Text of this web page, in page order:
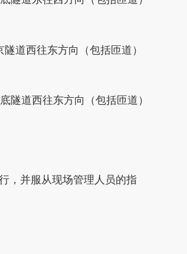
隧道西往东方向
（包括匝道）
隧道西往东方向
（包括匝道）
，并服从现场管理人员的指